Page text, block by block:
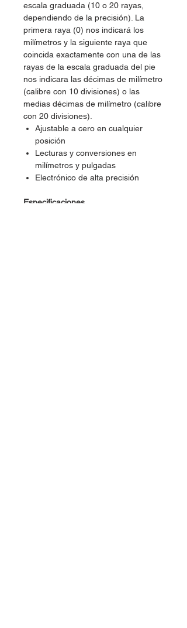
escala graduada (10 o 20 rayas,
dependiendo de la precisión). La
primera raya (0) nos indicará los
milímetros y la siguiente raya que
coincida exactamente con una de las
rayas de la escala graduada del pie
nos indicara las décimas de milímetro
(calibre con 10 divisiones) o las
medias décimas de milímetro (calibre
con 20 divisiones).
Ajustable a cero en cualquier
posición
Lecturas y conversiones en
milímetros y pulgadas
Electrónico de alta precisión
Especificaciones